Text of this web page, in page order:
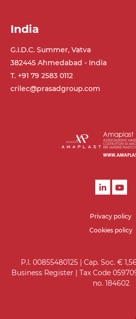
India
G.I.D.C. Summer, Vatva
382445 Ahmedabad - India
T. +91 79 2583 0112
crilec@prasadgroup.com
Privacy policy
Cookies policy
P.I. 00855480125 | Cap. Soc. €
Business Register | Tax Code
no. 184602